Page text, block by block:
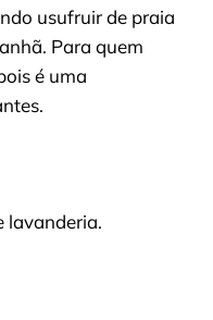
usufruir de praia
Para quem
é uma
lavanderia.